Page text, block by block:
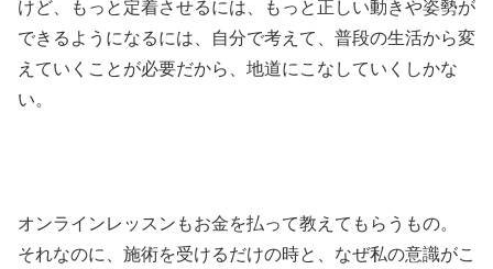
けど、もっと定着させるには、もっと正しい動きや姿勢が
できるようになるには、自分で考えて、普段の生活から変
えていくことが必要だから、地道にこなしていくしかな
い。
オンラインレッスンもお金を払って教えてもらうもの。
それなのに、施術を受けるだけの時と、なぜ私の意識がこ